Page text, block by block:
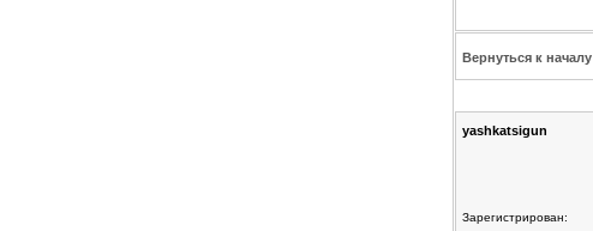
Вернуться к началу
yashkatsigun
Зарегистрирован: